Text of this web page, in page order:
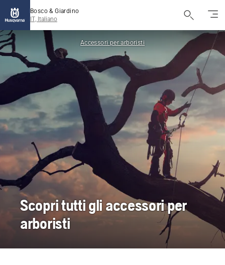
Bosco & Giardino
IT, Italiano
Accessori per arboristi
Scopri tutti gli accessori per
arboristi